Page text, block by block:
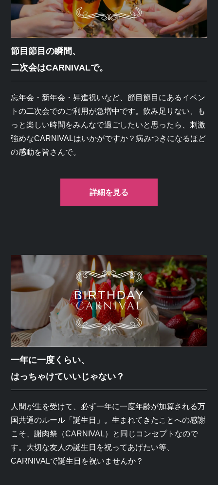
節目節目の瞬間、
二次会はCARNIVALで。
忘年会・新年会・昇進祝いなど、節目節目にあるイベン
トの二次会でのご利用が急増中です。飲み足りない、も
っと楽しい時間をみんなで過ごしたいと思ったら、刺激
強めなCARNIVALはいかがですか？病みつきになるほど
の感動を皆さんで。
詳細を見る
一年に一度くらい、
はっちゃけていいじゃない？
人間が生を受けて、必ず一年に一度年齢が加算される万
国共通のルール「誕生日」。生まれてきたことへの感謝
こそ、謝肉祭（CARNIVAL）と同じコンセプトなので
す。大切な友人の誕生日を祝ってあげたい等、
CARNIVALで誕生日を祝いませんか？